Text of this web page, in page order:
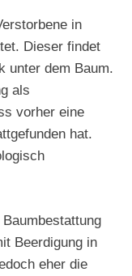
in
Dieser findet
unter dem Baum.
als
vorher eine
hat.
Beerdigung in
eher die